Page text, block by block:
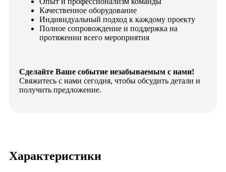
Качественное оборудование
Индивидуальный подход к каждому проекту
Полное сопровождение и поддержка на
протяжении всего мероприятия
Сделайте Ваше событие незабываемым с нами!
Свяжитесь с нами сегодня, чтобы обсудить детали и
получить предложение.
Характеристики